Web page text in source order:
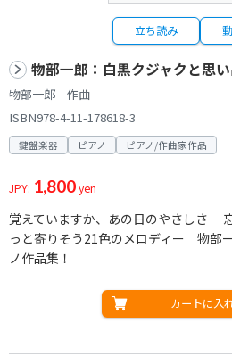
立ち読み
物部一郎：白黒クジャクと思
物部一郎 作曲
ISBN978-4-11-178618-3
鍵盤楽器 ピアノ ピアノ/作曲家作品
JPY: 1,800yen
覚えていますか、あの日のやさしさ―
っと寄りそう21色のメロディー 物部
ノ作品集！
カートに入